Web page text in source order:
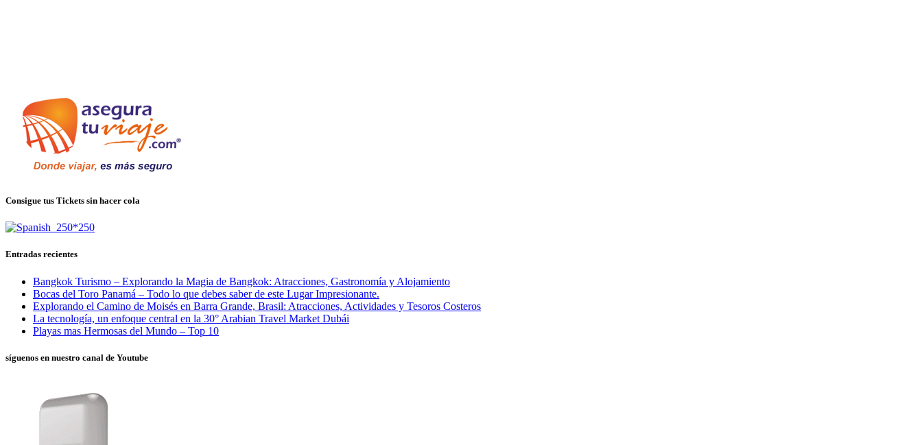
Consigue tus Tickets sin hacer cola
Entradas recientes
Bangkok Turismo – Explorando la Magia de Bangkok: Atracciones, Gastronomía y Alojamiento
Bocas del Toro Panamá – Todo lo que debes saber de este Lugar Impresionante.
Explorando el Camino de Moisés en Barra Grande, Brasil: Atracciones, Actividades y Tesoros Costeros
La tecnología, un enfoque central en la 30° Arabian Travel Market Dubái
Playas mas Hermosas del Mundo – Top 10
síguenos en nuestro canal de Youtube